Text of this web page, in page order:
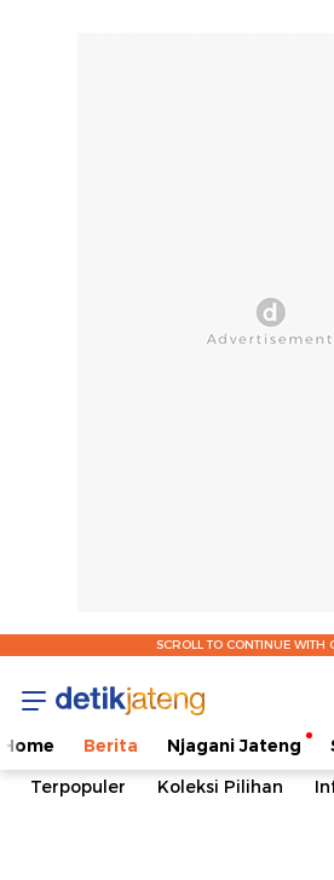
SCROLL TO CONTINUE WITH
Home Berita Njagani Jateng
Terpopuler
Koleksi Pilihan